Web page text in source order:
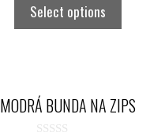
o
5
Select options
MODRÁ BUNDA NA ZIPS